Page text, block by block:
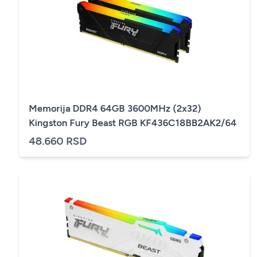
Memorija DDR4 64GB 3600MHz (2x32)
Kingston Fury Beast RGB KF436C18BB2AK2/64
48.660 RSD